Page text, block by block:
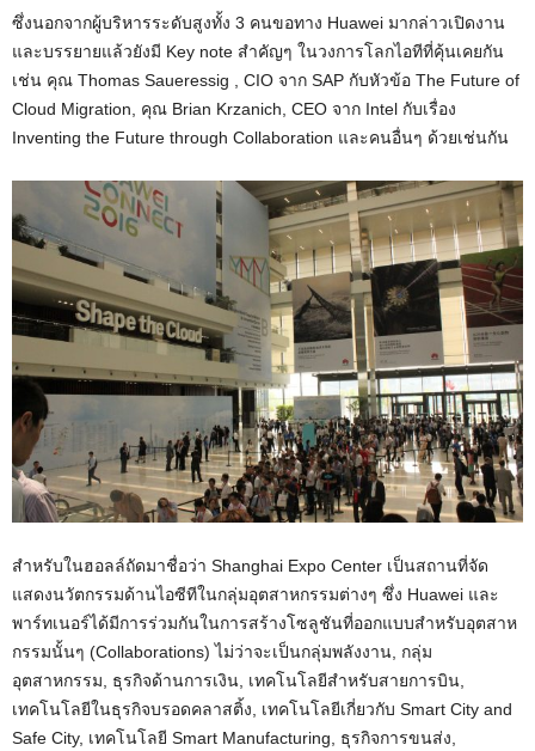
ซึ่งนอกจากผู้บริหารระดับสูงทั้ง 3 คนขอทาง Huawei มากล่าวเปิดงาน
และบรรยายแล้วยังมี Key note สำคัญๆ ในวงการโลกไอทีที่คุ้นเคยกัน
เช่น คุณ Thomas Saueressig , CIO จาก SAP กับหัวข้อ The Future of
Cloud Migration, คุณ Brian Krzanich, CEO จาก Intel กับเรื่อง
Inventing the Future through Collaboration และคนอื่นๆ ด้วยเช่นกัน
สำหรับในฮอลล์ถัดมาชื่อว่า Shanghai Expo Center เป็นสถานที่จัด
แสดงนวัตกรรมด้านไอซีทีในกลุ่มอุตสาหกรรมต่างๆ ซึ่ง Huawei และ
พาร์ทเนอร์ได้มีการร่วมกันในการสร้างโซลูชันที่ออกแบบสำหรับอุตสาห
กรรมนั้นๆ (Collaborations) ไม่ว่าจะเป็นกลุ่มพลังงาน, กลุ่ม
อุตสาหกรรม, ธุรกิจด้านการเงิน, เทคโนโลยีสำหรับสายการบิน,
เทคโนโลยีในธุรกิจบรอดคลาสติ้ง, เทคโนโลยีเกี่ยวกับ Smart City and
Safe City, เทคโนโลยี Smart Manufacturing, ธุรกิจการขนส่ง,